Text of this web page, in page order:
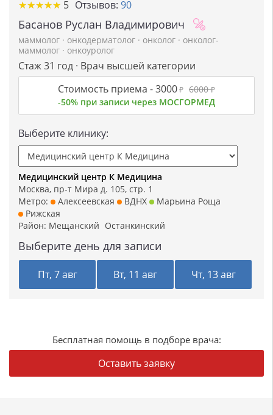
★★★★★
★★★★★ 5 Отзывов: 90
Басанов Руслан Владимирович
маммолог · онкодерматолог · онколог · онколог-
маммолог · онкоуролог
Стаж 31 год · Врач высшей категории
Стоимость приема -3000₽ 6000₽
-50% при записи через МОСГОРМЕД
Выберите клинику:
Медицинский центр К Медицина
Москва, пр-т Мира д. 105, стр. 1
Метро:
Алексеевская ВДНХ
Марьина Роща
Рижская
Район: Мещанский Останкинский
Выберите день для записи
Пт, 7 авг Вт, 11 авг Чт, 13 авг
Бесплатная помощь в подборе врача:
Оставить заявку